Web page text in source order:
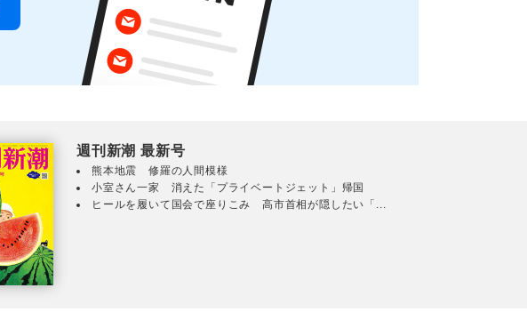
週刊新潮 最新号
熊本地震 修羅の人間模様
小室さん一家 消えた「プライベートジェット」帰国
ヒールを履いて国会で座りこみ 高市首相が隠したい「...